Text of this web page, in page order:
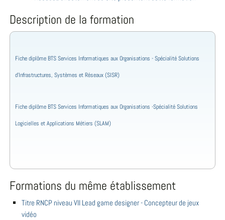
Description de la formation
Fiche diplôme BTS Services Informatiques aux Organisations - Spécialité Solutions
d’Infrastructures, Systèmes et Réseaux (SISR)
Fiche diplôme BTS Services Informatiques aux Organisations -Spécialité Solutions
Logicielles et Applications Métiers (SLAM)
Formations du même établissement
Titre RNCP niveau VII Lead game designer - Concepteur de jeux
vidéo